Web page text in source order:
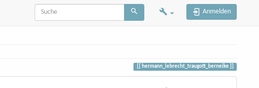
Anmelden
hermann_lebrecht_traugott_berneike